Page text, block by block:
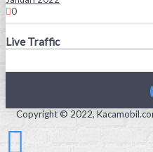
0
Live Traffic
Copyright © 2022,